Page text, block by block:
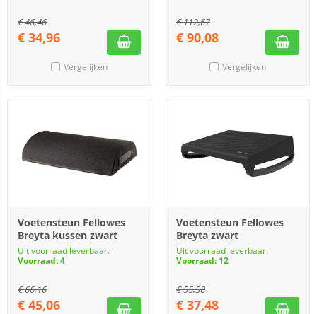
€46,46
€ 34,96
Vergelijken
€112,67
€ 90,08
Vergelijken
Voetensteun Fellowes
Breyta kussen zwart
Uit voorraad leverbaar.
Voorraad: 4
€66,16
€ 45,06
Voetensteun Fellowes
Breyta zwart
Uit voorraad leverbaar.
Voorraad: 12
€55,58
€ 37,48